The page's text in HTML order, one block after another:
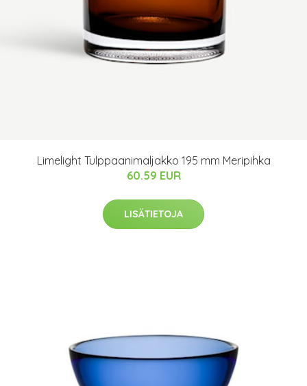
Limelight Tulppaanimaljakko 195 mm Meripihka
60.59 EUR
LISÄTIETOJA